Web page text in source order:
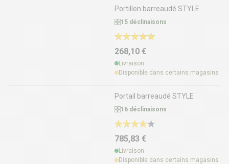
Portillon barreaudé STYLE
15 déclinaisons
268,10 €
Livraison
Disponible dans certains magasins
Portail barreaudé STYLE
16 déclinaisons
785,83 €
Livraison
Disponible dans certains magasins